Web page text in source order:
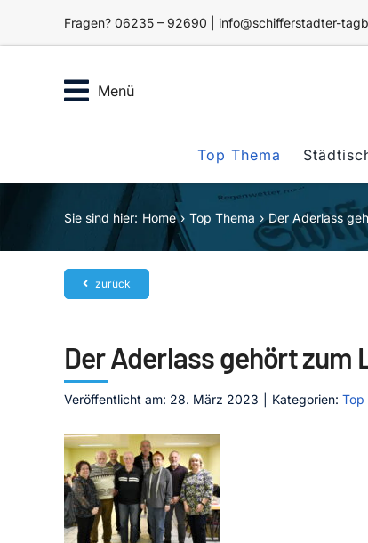
Fragen? 06235 – 92690 | info@schifferstadter-
Menü
Top Thema
Sie sind hier: Home Top Thema Der Aderlass
zurück
Der Aderlass gehört zum
Veröffentlicht am: 28. März 2023 Kategorien: Top